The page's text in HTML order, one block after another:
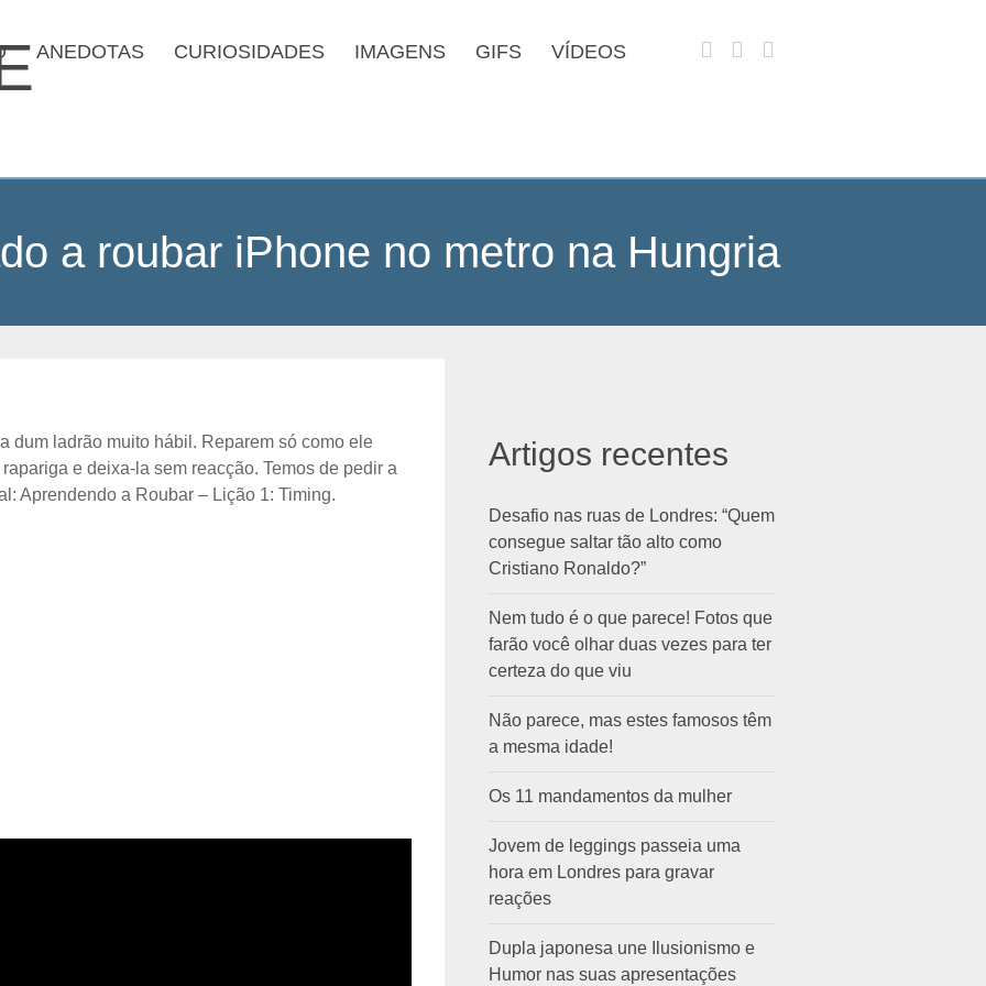
ANEDOTAS CURIOSIDADES IMAGENS GIFS VÍDEOS
a roubar iPhone no metro na Hungria
dum ladrão muito hábil. Reparem só como ele
e deixa-la sem reacção. Temos de pedir a
Aprendendo a Roubar – Lição 1: Timing.
Artigos recentes
Desafio nas ruas de Londres: “Quem
consegue saltar tão alto como
Cristiano Ronaldo?”
Nem tudo é o que parece! Fotos que
farão você olhar duas vezes para ter
certeza do que viu
Não parece, mas estes famosos têm
a mesma idade!
Os 11 mandamentos da mulher
Jovem de leggings passeia uma
hora em Londres para gravar
reações
Dupla japonesa une Ilusionismo e
Humor nas suas apresentações